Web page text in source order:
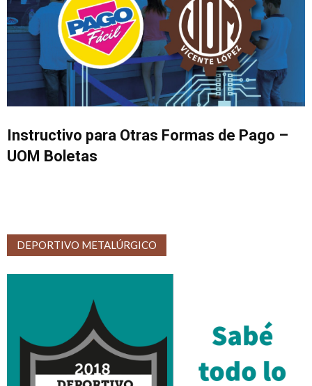
Instructivo para Otras Formas de Pago –
UOM Boletas
DEPORTIVO METALÚRGICO